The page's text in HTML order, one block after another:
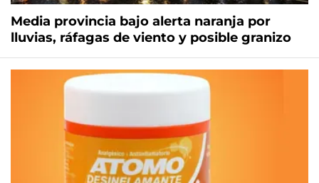
Media provincia bajo alerta naranja por
lluvias, ráfagas de viento y posible granizo